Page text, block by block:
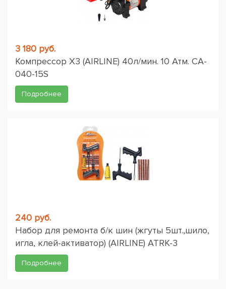
3 180 руб.
Компрессор X3 (AIRLINE) 40л/мин. 10 Атм. CA-
040-15S
Подробнее
240 руб.
Набор для ремонта б/к шин (жгуты 5шт.,шило,
игла, клей-активатор) (AIRLINE) ATRK-3
Подробнее